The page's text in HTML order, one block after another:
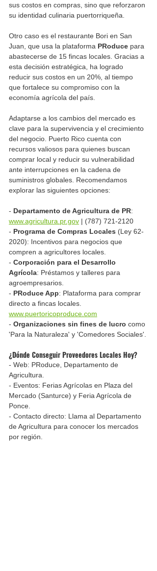
sus costos en compras, sino que reforzaron
su identidad culinaria puertorriqueña.
Otro caso es el restaurante Bori en San
Juan, que usa la plataforma PRoduce para
abastecerse de 15 fincas locales. Gracias a
esta decisión estratégica, ha logrado
reducir sus costos en un 20%, al tiempo
que fortalece su compromiso con la
economía agrícola del país.
Adaptarse a los cambios del mercado es
clave para la supervivencia y el crecimiento
del negocio. Puerto Rico cuenta con
recursos valiosos para quienes buscan
comprar local y reducir su vulnerabilidad
ante interrupciones en la cadena de
suministros globales. Recomendamos
explorar las siguientes opciones:
- Departamento de Agricultura de PR:
www.agricultura.pr.gov | (787) 721-2120
- Programa de Compras Locales (Ley 62-
2020): Incentivos para negocios que
compren a agricultores locales.
- Corporación para el Desarrollo
Agrícola: Préstamos y talleres para
agroempresarios.
- PRoduce App: Plataforma para comprar
directo a fincas locales.
www.puertoricoproduce.com
- Organizaciones sin fines de lucro como
'Para la Naturaleza' y 'Comedores Sociales'.
¿Dónde Conseguir Proveedores Locales Hoy?
- Web: PRoduce, Departamento de
Agricultura.
- Eventos: Ferias Agrícolas en Plaza del
Mercado (Santurce) y Feria Agrícola de
Ponce.
- Contacto directo: Llama al Departamento
de Agricultura para conocer los mercados
por región.